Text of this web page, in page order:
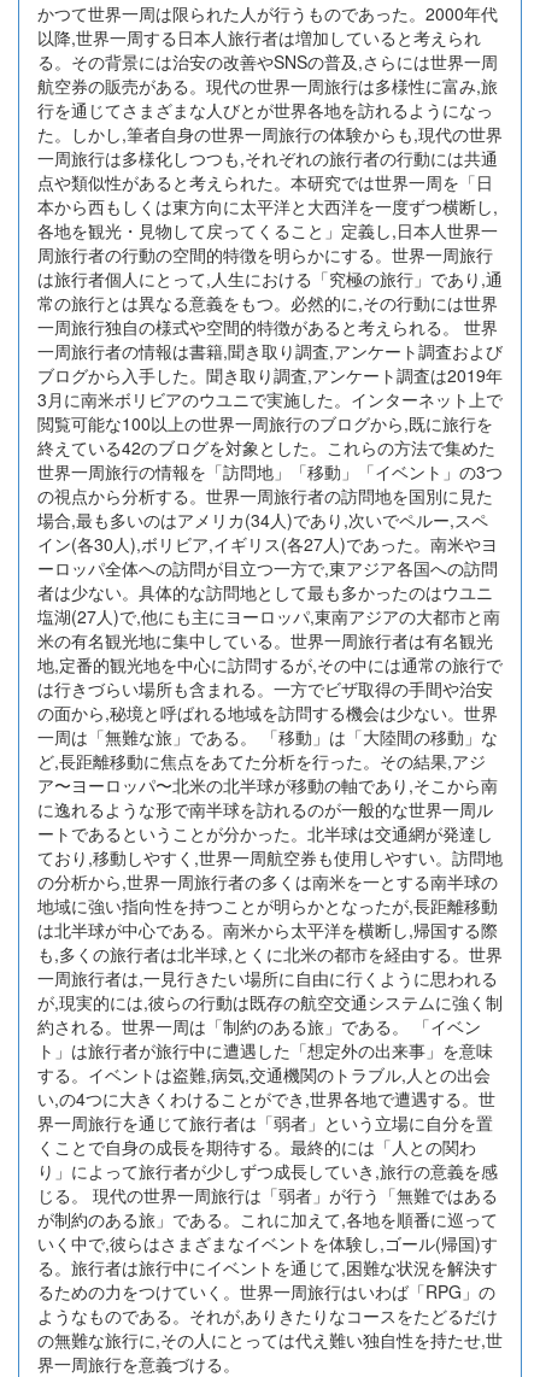
かつて世界一周は限られた人が行うものであった。2000年代
以降,世界一周する日本人旅行者は増加していると考えられ
る。その背景には治安の改善やSNSの普及,さらには世界一周
航空券の販売がある。現代の世界一周旅行は多様性に富み,旅
行を通じてさまざまな人びとが世界各地を訪れるようになっ
た。しかし,筆者自身の世界一周旅行の体験からも,現代の世界
一周旅行は多様化しつつも,それぞれの旅行者の行動には共通
点や類似性があると考えられた。本研究では世界一周を「日
本から西もしくは東方向に太平洋と大西洋を一度ずつ横断し,
各地を観光・見物して戻ってくること」定義し,日本人世界一
周旅行者の行動の空間的特徴を明らかにする。世界一周旅行
は旅行者個人にとって,人生における「究極の旅行」であり,通
常の旅行とは異なる意義をもつ。必然的に,その行動には世界
一周旅行独自の様式や空間的特徴があると考えられる。 世界
一周旅行者の情報は書籍,聞き取り調査,アンケート調査および
ブログから入手した。聞き取り調査,アンケート調査は2019年
3月に南米ボリビアのウユニで実施した。インターネット上で
閲覧可能な100以上の世界一周旅行のブログから,既に旅行を
終えている42のブログを対象とした。これらの方法で集めた
世界一周旅行の情報を「訪問地」「移動」「イベント」の3つ
の視点から分析する。世界一周旅行者の訪問地を国別に見た
場合,最も多いのはアメリカ(34人)であり,次いでペルー,スペ
イン(各30人),ボリビア,イギリス(各27人)であった。南米やヨ
ーロッパ全体への訪問が目立つ一方で,東アジア各国への訪問
者は少ない。具体的な訪問地として最も多かったのはウユニ
塩湖(27人)で,他にも主にヨーロッパ,東南アジアの大都市と南
米の有名観光地に集中している。世界一周旅行者は有名観光
地,定番的観光地を中心に訪問するが,その中には通常の旅行で
は行きづらい場所も含まれる。一方でビザ取得の手間や治安
の面から,秘境と呼ばれる地域を訪問する機会は少ない。世界
一周は「無難な旅」である。 「移動」は「大陸間の移動」な
ど,長距離移動に焦点をあてた分析を行った。その結果,アジ
ア〜ヨーロッパ〜北米の北半球が移動の軸であり,そこから南
に逸れるような形で南半球を訪れるのが一般的な世界一周ル
ートであるということが分かった。北半球は交通網が発達し
ており,移動しやすく,世界一周航空券も使用しやすい。訪問地
の分析から,世界一周旅行者の多くは南米を一とする南半球の
地域に強い指向性を持つことが明らかとなったが,長距離移動
は北半球が中心である。南米から太平洋を横断し,帰国する際
も,多くの旅行者は北半球,とくに北米の都市を経由する。世界
一周旅行者は,一見行きたい場所に自由に行くように思われる
が,現実的には,彼らの行動は既存の航空交通システムに強く制
約される。世界一周は「制約のある旅」である。 「イベン
ト」は旅行者が旅行中に遭遇した「想定外の出来事」を意味
する。イベントは盗難,病気,交通機関のトラブル,人との出会
い,の4つに大きくわけることができ,世界各地で遭遇する。世
界一周旅行を通じて旅行者は「弱者」という立場に自分を置
くことで自身の成長を期待する。最終的には「人との関わ
り」によって旅行者が少しずつ成長していき,旅行の意義を感
じる。 現代の世界一周旅行は「弱者」が行う「無難ではある
が制約のある旅」である。これに加えて,各地を順番に巡って
いく中で,彼らはさまざまなイベントを体験し,ゴール(帰国)す
る。旅行者は旅行中にイベントを通じて,困難な状況を解決す
るための力をつけていく。世界一周旅行はいわば「RPG」の
ようなものである。それが,ありきたりなコースをたどるだけ
の無難な旅行に,その人にとっては代え難い独自性を持たせ,世
界一周旅行を意義づける。